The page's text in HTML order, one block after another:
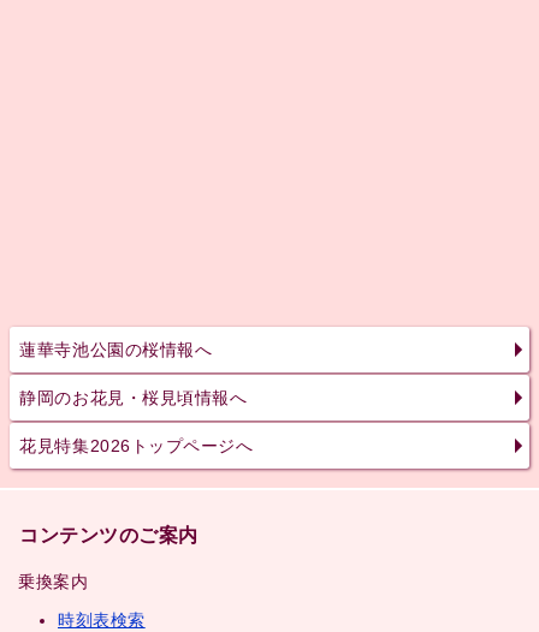
蓮華寺池公園の桜情報へ
静岡のお花見・桜見頃情報へ
花見特集2026トップページへ
コンテンツのご案内
乗換案内
時刻表検索